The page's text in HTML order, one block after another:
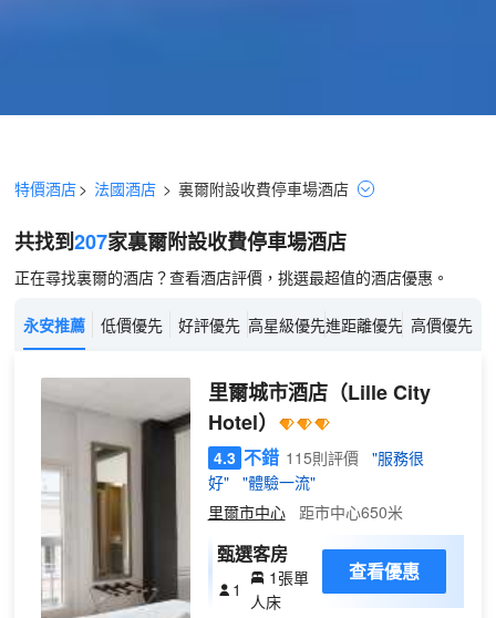
特價酒店> 法國酒店 > 裏爾附設收費停車場酒店
共找到207家裏爾附設收費停車場酒店
正在尋找裏爾的酒店？查看酒店評價，挑選最超值的酒店優惠。
永安推薦 低價優先 好評優先 高星級優先進距離優先 高價優先
里爾城市酒店（Lille City
Hotel）
4.3 不錯 115則評價
"服務很
好"
"體驗一流"
里爾市中心
距市中心650米
甄選客房
1
1張單
人床
查看優惠